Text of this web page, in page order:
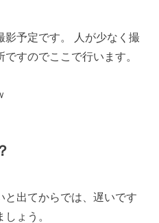
影予定です。 人が少なく撮
すのでここで行います。
と出てからでは、遅いです
ょう。